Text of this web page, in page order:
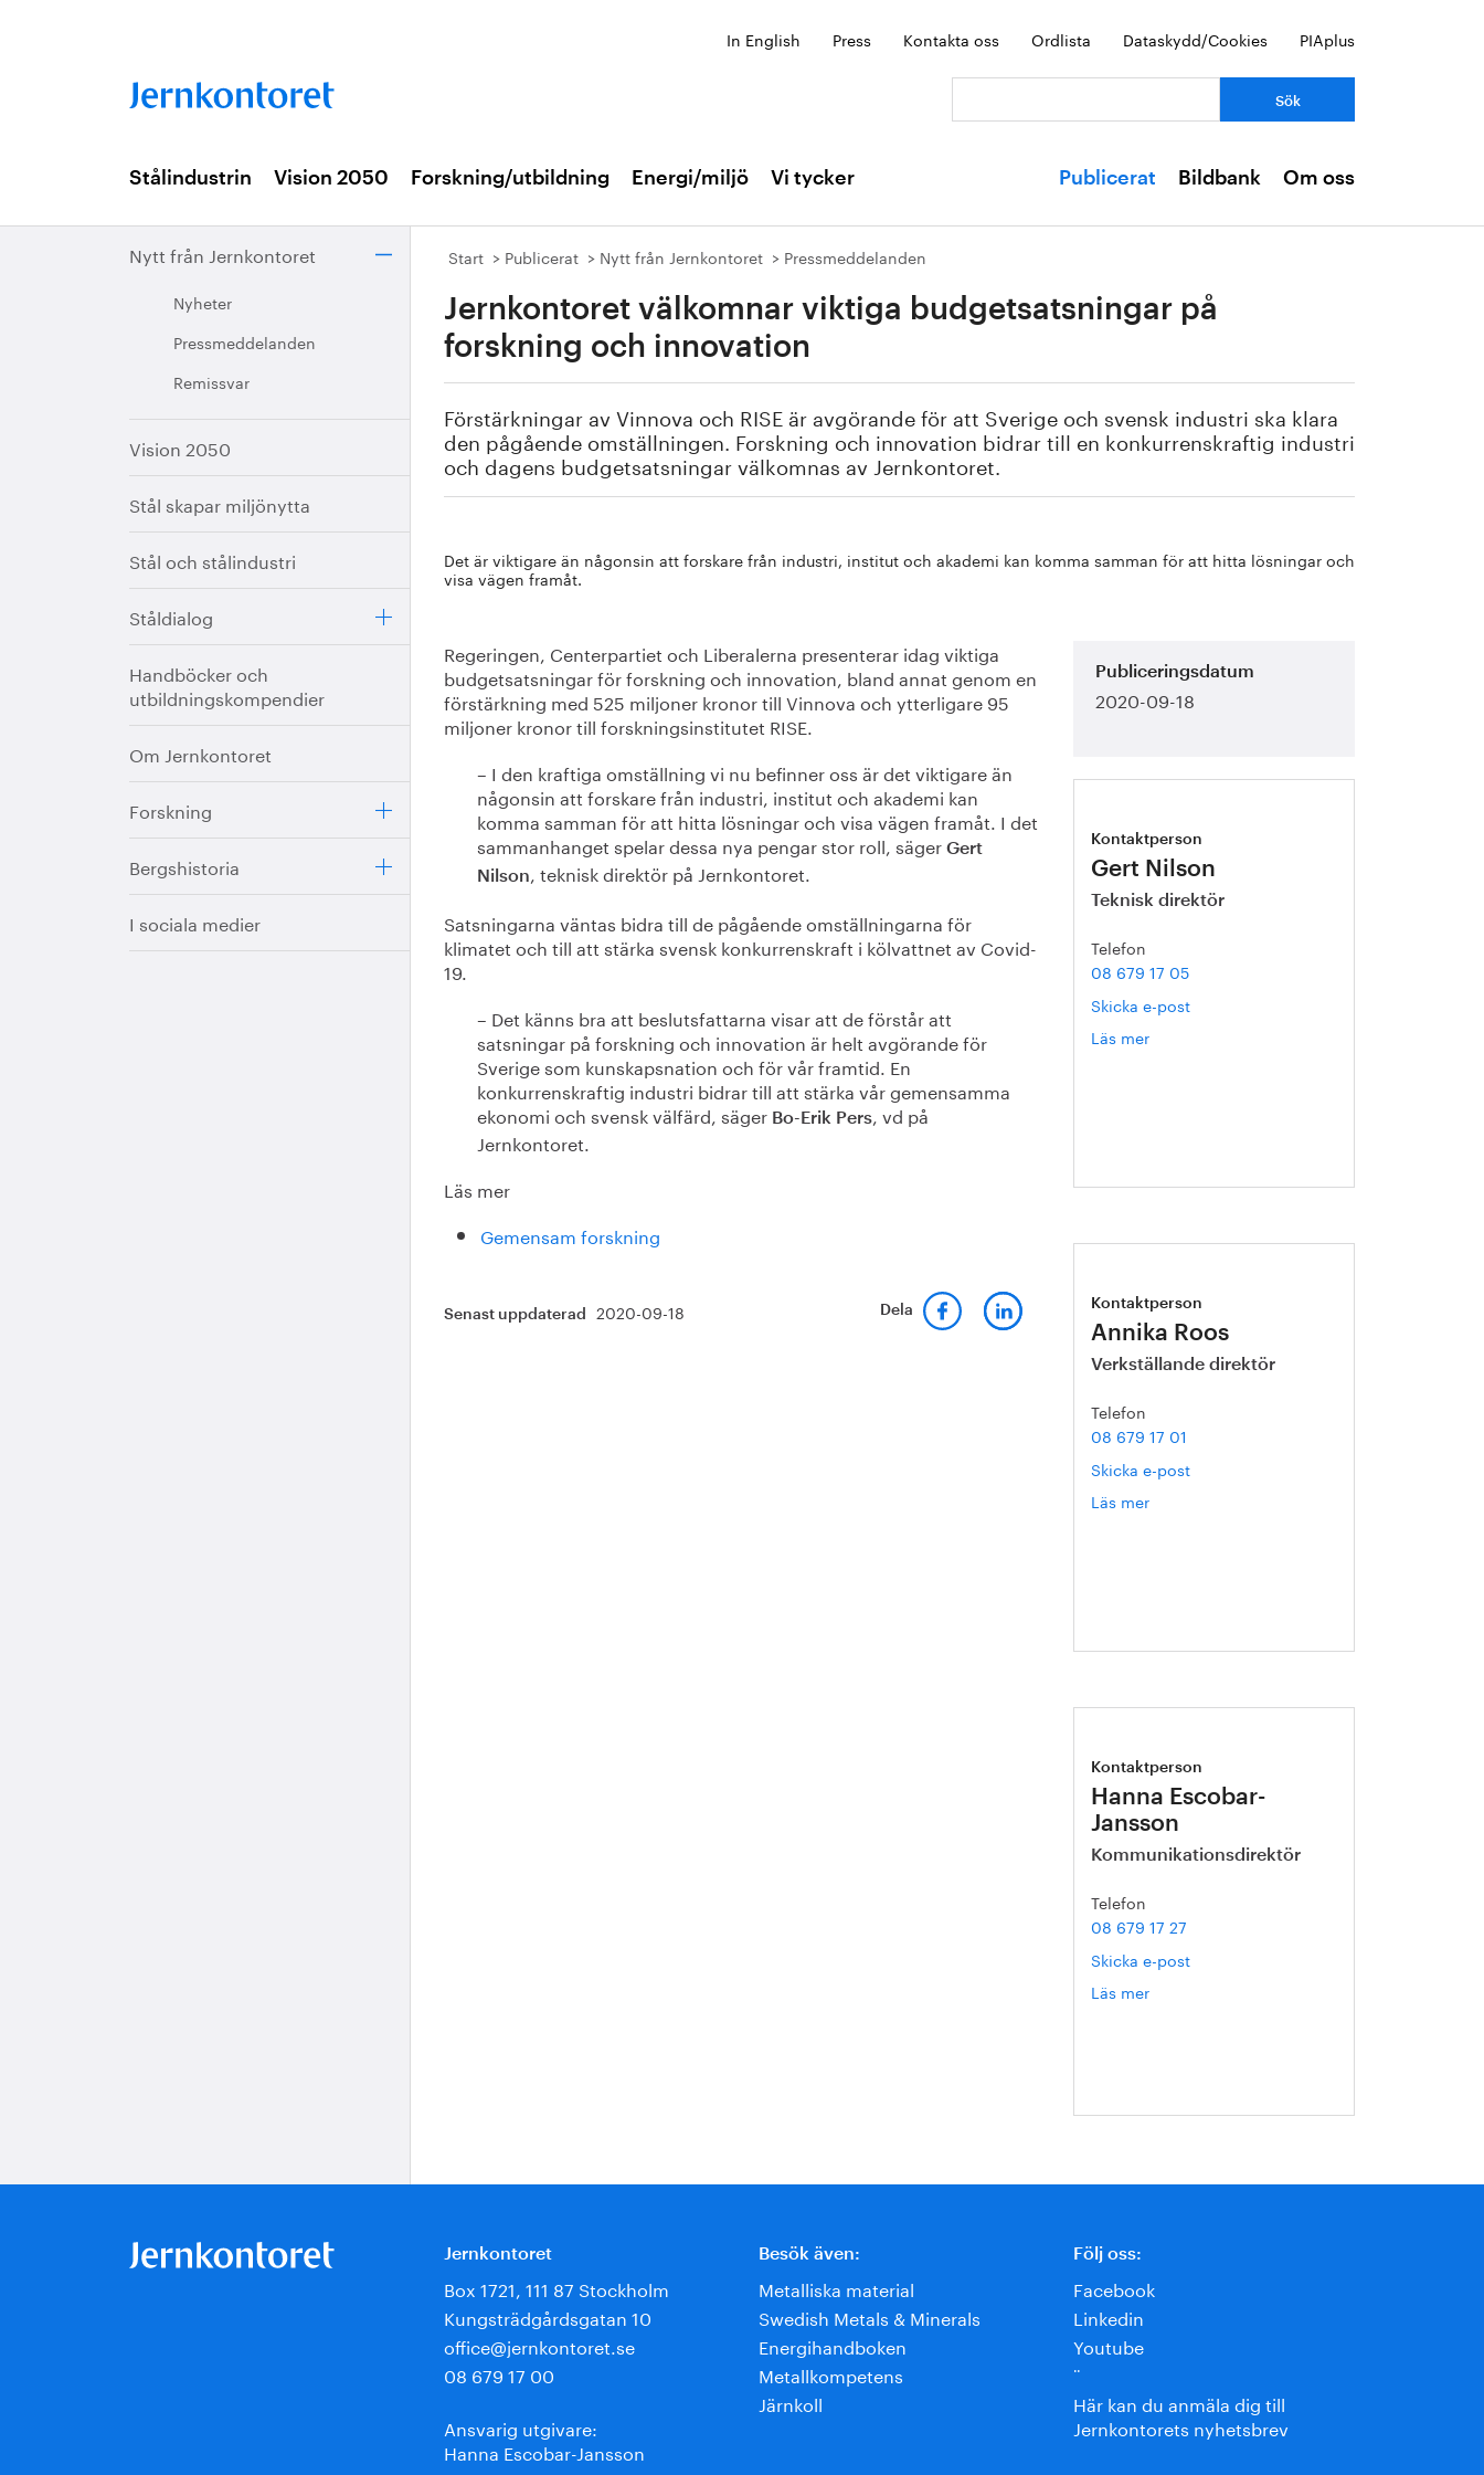
In English Press Kontakta oss Ordlista Dataskydd/Cookies PIAplus
Stålindustrin Vision 2050 Forskning/utbildning Energi/miljö Vi tycker Publicerat Bildbank Om oss
Nytt från Jernkontoret
Nyheter
Pressmeddelanden
Remissvar
Vision 2050
Stål skapar miljönytta
Stål och stålindustri
Ståldialog
Handböcker och
utbildningskompendier
Om Jernkontoret
Forskning
Bergshistoria
I sociala medier
Start Publicerat Nytt från Jernkontoret Pressmeddelanden
Jernkontoret välkomnar viktiga budgetsatsningar på
forskning och innovation
Förstärkningar av Vinnova och RISE är avgörande för att Sverige och svensk industri ska klara
den pågående omställningen. Forskning och innovation bidrar till en konkurrenskraftig industri
och dagens budgetsatsningar välkomnas av Jernkontoret.
Det är viktigare än någonsin att forskare från industri, institut och akademi kan komma samman för att hitta lösningar och
visa vägen framåt.
Regeringen, Centerpartiet och Liberalerna presenterar idag viktiga
budgetsatsningar för forskning och innovation, bland annat genom en
förstärkning med 525 miljoner kronor till Vinnova och ytterligare 95
miljoner kronor till forskningsinstitutet RISE.
– I den kraftiga omställning vi nu befinner oss är det viktigare än
någonsin att forskare från industri, institut och akademi kan
komma samman för att hitta lösningar och visa vägen framåt. I det
sammanhanget spelar dessa nya pengar stor roll, säger Gert
Nilson, teknisk direktör på Jernkontoret.
Satsningarna väntas bidra till de pågående omställningarna för
klimatet och till att stärka svensk konkurrenskraft i kölvattnet av Covid-
19.
– Det känns bra att beslutsfattarna visar att de förstår att
satsningar på forskning och innovation är helt avgörande för
Sverige som kunskapsnation och för vår framtid. En
konkurrenskraftig industri bidrar till att stärka vår gemensamma
ekonomi och svensk välfärd, säger Bo-Erik Pers, vd på
Jernkontoret.
Läs mer
Gemensam forskning
Senast uppdaterad 2020-09-18 Dela
Publiceringsdatum
2020-09-18
Kontaktperson
Gert Nilson
Teknisk direktör
Telefon
08 679 17 05
Skicka e-post
Läs mer
Kontaktperson
Annika Roos
Verkställande direktör
Telefon
08 679 17 01
Skicka e-post
Läs mer
Kontaktperson
Hanna Escobar-
Jansson
Kommunikationsdirektör
Telefon
08 679 17 27
Skicka e-post
Läs mer
Jernkontoret
Box 1721, 111 87 Stockholm
Kungsträdgårdsgatan 10
office@jernkontoret.se
08 679 17 00
Ansvarig utgivare:
Hanna Escobar-Jansson
Besök även:
Metalliska material
Swedish Metals & Minerals
Energihandboken
Metallkompetens
Järnkoll
Följ oss:
Facebook
Linkedin
Youtube
¨
Här kan du anmäla dig till
Jernkontorets nyhetsbrev